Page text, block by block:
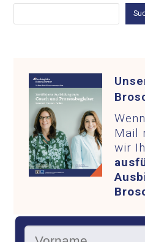
Mail
wir